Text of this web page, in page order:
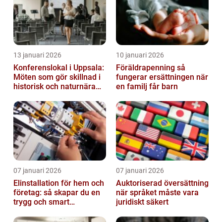
13 januari 2026
Konferenslokal i Uppsala:
Möten som gör skillnad i
historisk och naturnära
10 januari 2026
Föräldrapenning så
fungerar ersättningen när
en familj får barn
07 januari 2026
Elinstallation för hem och
företag: så skapar du en
trygg och smart
07 januari 2026
Auktoriserad översättning
när språket måste vara
juridiskt säkert